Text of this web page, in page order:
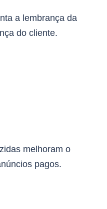
a lembrança da
do cliente.
melhoram o
pagos.